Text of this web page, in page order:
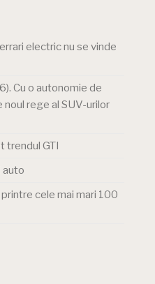
electric nu se vinde
Cu o autonomie de
rege al SUV-urilor
trendul GTI
auto
cele mai mari 100